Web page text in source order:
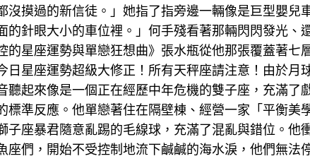
沒摸過的新信徒。」她指了指旁邊一輛像是巨型嬰
針眼大小的車位裡。」何手殘看著那輛閃閃發光、
的星座運勢與單戀狂想曲》張水瓶從他那張覆蓋著
日星座運勢超級大修正！所有天秤座請注意！由於
聽起來像是一個正在經歷中年危機的雙子座，充滿了
標準反應。他單戀著住在隔壁棟、經營一家「平衡
子座暴君隨意亂踢的毛線球，充滿了混亂與錯位。
座們，開始不受控制地流下鹹鹹的海水淚，他們無